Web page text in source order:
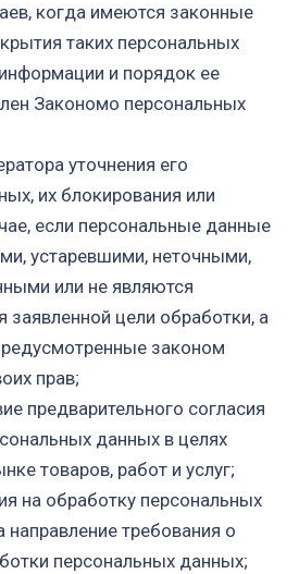
когда имеются законные
таких персональных
и порядок ее
Закономо персональных
уточнения его
их блокирования или
если персональные данные
устаревшими, неточными,
или не являются
цели обработки, а
законом
прав;
предварительного согласия
данных в целях
товаров, работ и услуг;
на обработку персональных
направление требования о
персональных данных;